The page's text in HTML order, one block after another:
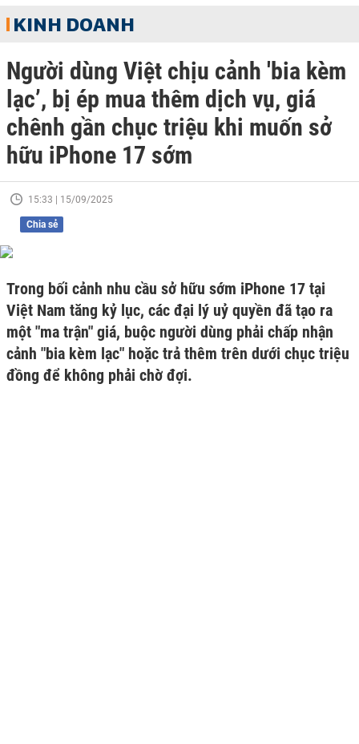
KINH DOANH
Người dùng Việt chịu cảnh 'bia kèm
lạc’, bị ép mua thêm dịch vụ, giá
chênh gần chục triệu khi muốn sở
hữu iPhone 17 sớm
15:33 | 15/09/2025
Chia sẻ
Trong bối cảnh nhu cầu sở hữu sớm iPhone 17 tại
Việt Nam tăng kỷ lục, các đại lý uỷ quyền đã tạo ra
một "ma trận" giá, buộc người dùng phải chấp nhận
cảnh "bia kèm lạc" hoặc trả thêm trên dưới chục triệu
đồng để không phải chờ đợi.